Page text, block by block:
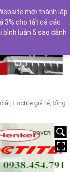
Next
Loctite giá rẻ, tổng
HOVER
mới thành lập.
3% cho tất cả các
bình luận 5 sao dành